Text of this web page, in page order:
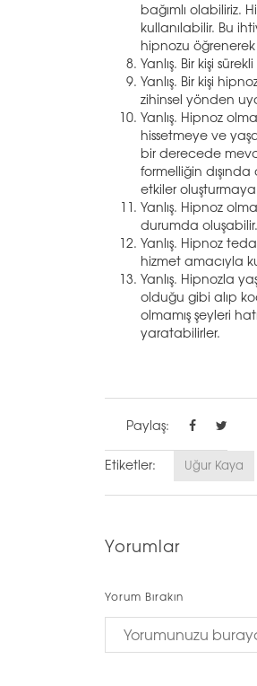
bağımlı olabiliriz.
kullanılabilir. Bu
hipnozu
Yanlış. Bir kişi
Yanlış. Bir kişi
zihinsel yönden
Yanlış. Hipnoz
hissetmeye ve
bir derecede
formelliğin
etkiler
Yanlış. Hipnoz
durumda
Yanlış. Hipnoz
hizmet amacıyla
Yanlış. Hipnozla
olduğu gibi alıp
olmamış şeyleri
yaratabilirler.
Paylaş:
Etiketler: Uğur Kaya
Yorumlar
Yorum Bırakın